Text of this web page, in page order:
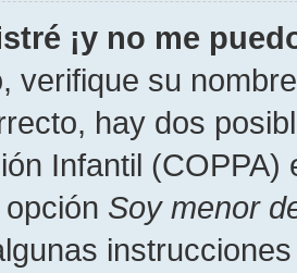
¡y no me
verifique su
hay dos
Infantil
Soy menor